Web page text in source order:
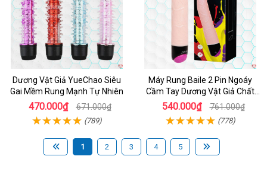
Dương Vật Giả YueChao Siêu
Gai Mềm Rung Mạnh Tự Nhiên
470.000₫ 671.000₫
(789)
Máy Rung Baile 2 Pin Ngoáy
Cầm Tay Dương Vật Giả Chất
Lượng
540.000₫ 761.000₫
(778)
1 2 3 4 5